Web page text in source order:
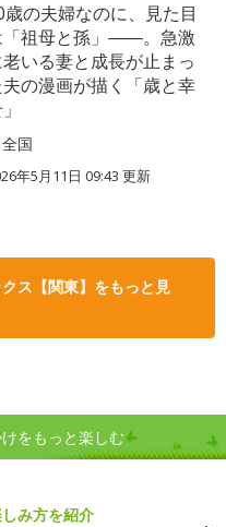
歳の夫婦なのに、見た目
「祖母と孫」――。急激
いる妻と成長が止まっ
夫の漫画が描く「歳と幸
全国
年5月11日 09:43 更新
ス【関東】をもっと見
をもっと楽しむ
み方を紹介